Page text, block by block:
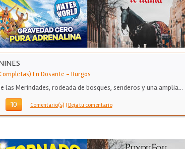
En Dosante - Burgos
las Merindades, rodeada de bosques, senderos y una amplia…
10 Comentario(s) | Deja tu comentario